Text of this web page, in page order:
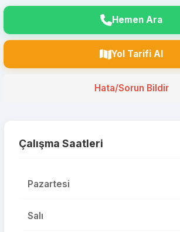
Hemen Ara
Yol Tarifi Al
Hata/Sorun Bildir
Çalışma Saatleri
Pazartesi
Salı